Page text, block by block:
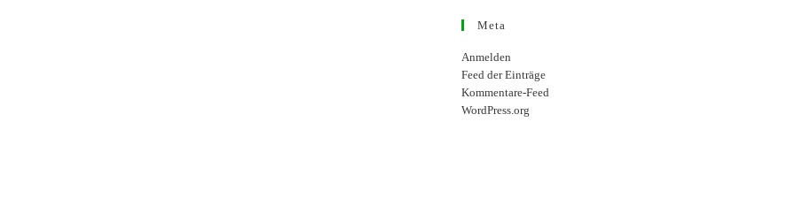
Meta
Anmelden
Feed der Einträge
Kommentare-Feed
WordPress.org